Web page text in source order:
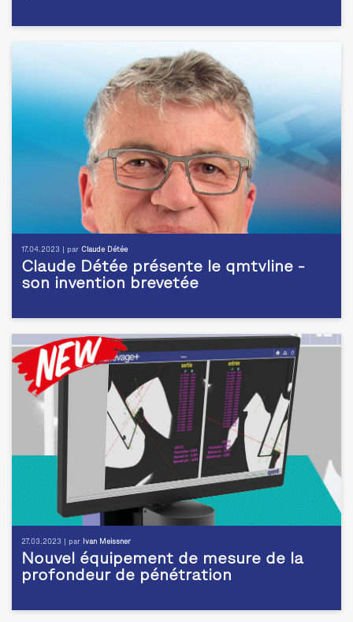
17.04.2023 | par Claude Détée
Claude Détée présente le qmtvline -
son invention brevetée
27.03.2023 | par Ivan Meissner
Nouvel équipement de mesure de la
profondeur de pénétration